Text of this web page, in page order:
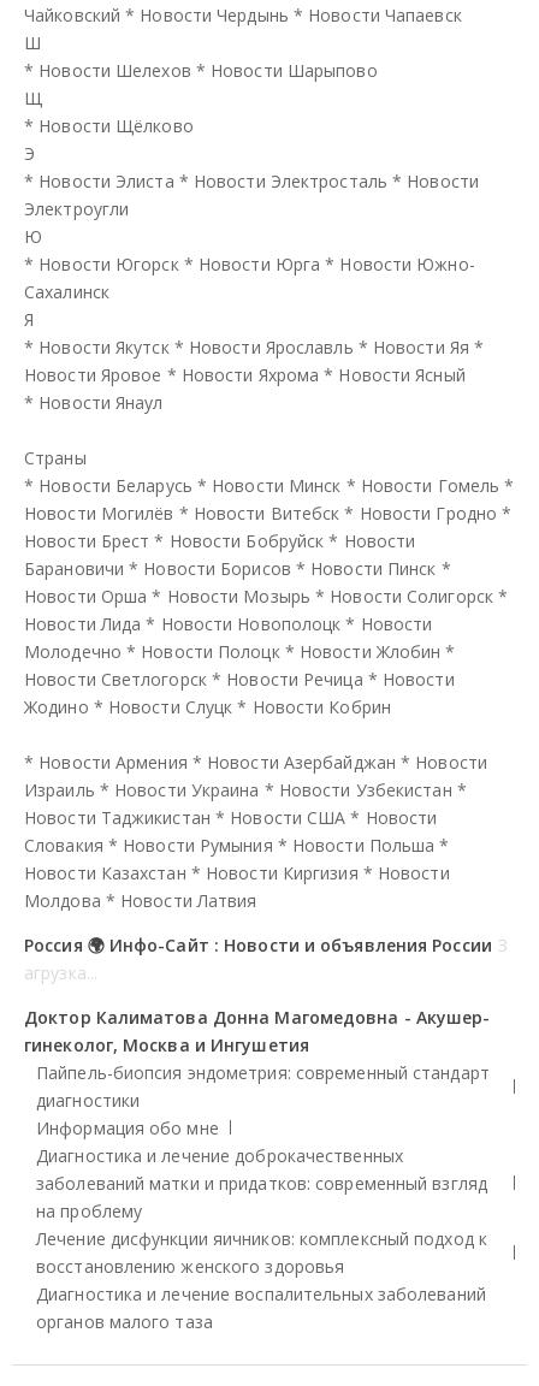
Чайковский * Новости Чердынь * Новости Чапаевск
Ш
* Новости Шелехов * Новости Шарыпово
Щ
* Новости Щёлково
Э
* Новости Элиста * Новости Электросталь * Новости
Электроугли
Ю
* Новости Югорск * Новости Юрга * Новости Южно-
Сахалинск
Я
* Новости Якутск * Новости Ярославль * Новости Яя *
Новости Яровое * Новости Яхрома * Новости Ясный
* Новости Янаул
Страны
* Новости Беларусь * Новости Минск * Новости Гомель *
Новости Могилёв * Новости Витебск * Новости Гродно *
Новости Брест * Новости Бобруйск * Новости
Барановичи * Новости Борисов * Новости Пинск *
Новости Орша * Новости Мозырь * Новости Солигорск *
Новости Лида * Новости Новополоцк * Новости
Молодечно * Новости Полоцк * Новости Жлобин *
Новости Светлогорск * Новости Речица * Новости
Жодино * Новости Слуцк * Новости Кобрин
* Новости Армения * Новости Азербайджан * Новости
Израиль * Новости Украина * Новости Узбекистан *
Новости Таджикистан * Новости США * Новости
Словакия * Новости Румыния * Новости Польша *
Новости Казахстан * Новости Киргизия * Новости
Молдова * Новости Латвия
Россия 🌍 Инфо-Сайт : Новости и объявления России З
агрузка...
Доктор Калиматова Донна Магомедовна - Акушер-
гинеколог, Москва и Ингушетия
Пайпель-биопсия эндометрия: современный стандарт
диагностики
Информация обо мне
Диагностика и лечение доброкачественных
заболеваний матки и придатков: современный взгляд
на проблему
Лечение дисфункции яичников: комплексный подход к
восстановлению женского здоровья
Диагностика и лечение воспалительных заболеваний
органов малого таза